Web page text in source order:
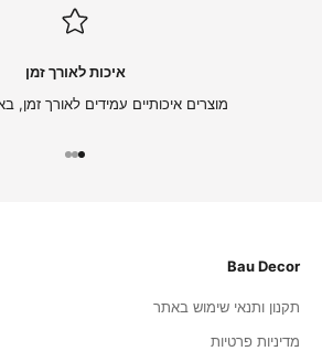
איכות לאורך זמן
מוצרים איכותיים עמידים לאורך זמן,
עבור לפריט 1
עבור לפריט 2
עבור לפריט 3
Bau Decor
תקנון ותנאי שימוש באתר
מדיניות פרטיות